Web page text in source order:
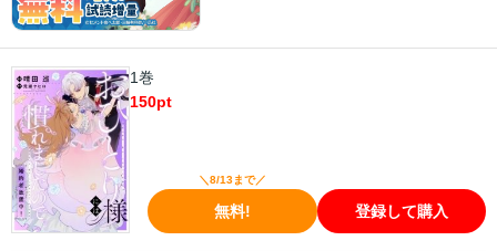
1巻
150pt
＼8/13まで／
無料! 登録して購入